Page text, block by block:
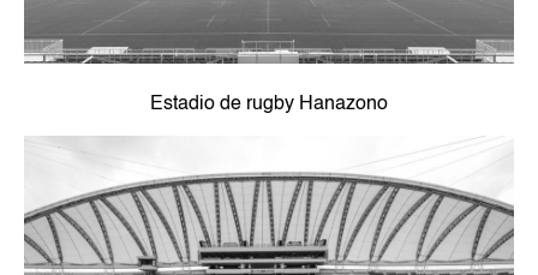
Estadio de rugby Hanazono